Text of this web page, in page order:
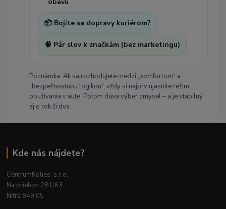
📦 Bojíte sa dopravy kuriérom?
🧠 Pár slov k značkám (bez marketingu)
Poznámka: Ak sa rozhodujete medzi „komfortom“ a
„bezpečnostnou logikou“, vždy si najprv ujasnite režim
používania v aute. Potom dáva výber zmysel – a je stabilný
aj o rok či dva.
Kde nás nájdete?
CentrumKolies, s.r.o.
Na priehon 281/63
Nitra 949 05